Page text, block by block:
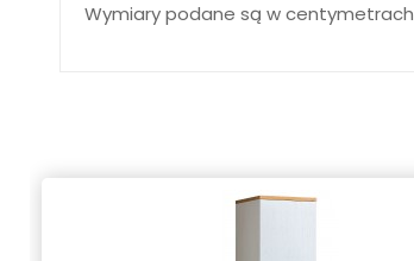
Wymiary podane są w centymetrach